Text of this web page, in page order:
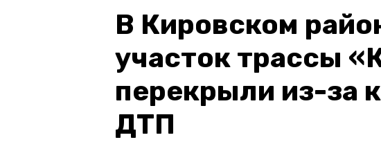
В Кировском
участок трассы
перекрыли из-за
ДТП